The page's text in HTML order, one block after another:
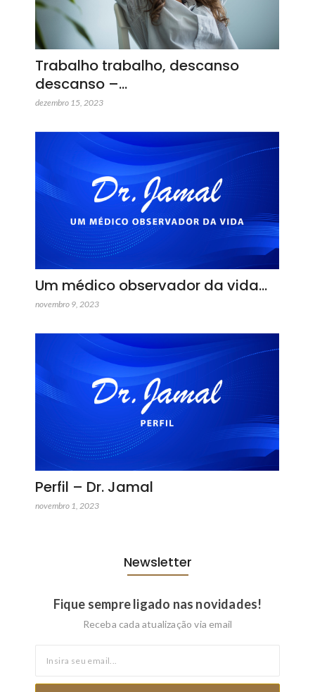
Trabalho trabalho, descanso
descanso –…
dezembro 15, 2023
Um médico observador da vida…
novembro 9, 2023
Perfil – Dr. Jamal
novembro 1, 2023
Newsletter
Fique sempre ligado nas novidades!
Receba cada atualização via email